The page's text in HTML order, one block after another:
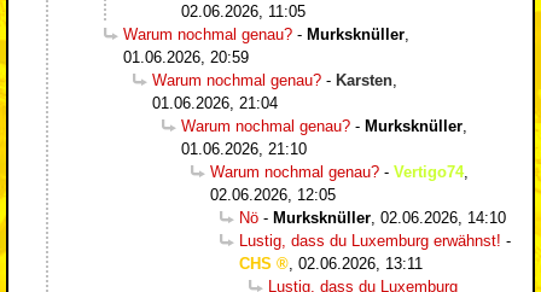
02.06.2026, 11:05
Warum nochmal genau? - Murksknüller
01.06.2026, 20:59
Warum nochmal genau? - Karsten
01.06.2026, 21:04
Warum nochmal genau? - Murksknüller
01.06.2026, 21:10
Warum nochmal genau? - Vertigo74,
02.06.2026, 12:05
Nö - Murksknüller 02.06.2026, 14:10
Lustig, dass du Luxemburg erwähnst! -
CHS
02.06.2026, 13:11
Lustig, dass du Luxemburg